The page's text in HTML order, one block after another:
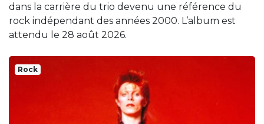
dans la carrière du trio devenu une référence du
rock indépendant des années 2000. L’album est
attendu le 28 août 2026.
Rock